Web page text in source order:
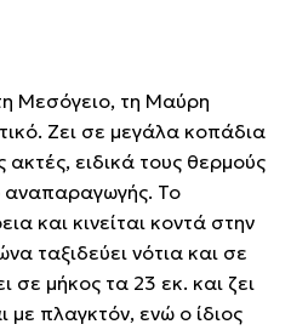
Μεσόγειο, τη Μαύρη
Ζει σε μεγάλα κοπάδια
ακτές, ειδικά τους θερμούς
αναπαραγωγής. Το
και κινείται κοντά στην
ταξιδεύει νότια και σε
σε μήκος τα 23 εκ. και ζει
με πλαγκτόν, ενώ ο ίδιος